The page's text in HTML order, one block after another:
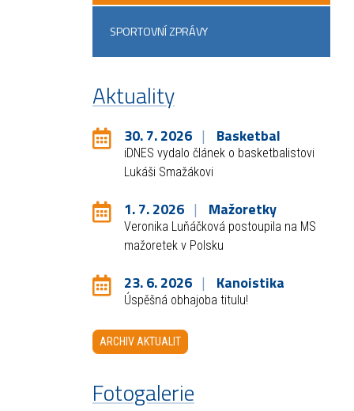
SPORTOVNÍ ZPRÁVY
Aktuality
30. 7. 2026 Basketbal
iDNES vydalo článek o basketbalistovi
Lukáši Smažákovi
1. 7. 2026 Mažoretky
Veronika Luňáčková postoupila na MS
mažoretek v Polsku
23. 6. 2026 Kanoistika
Úspěšná obhajoba titulu!
ARCHIV AKTUALIT
Fotogalerie